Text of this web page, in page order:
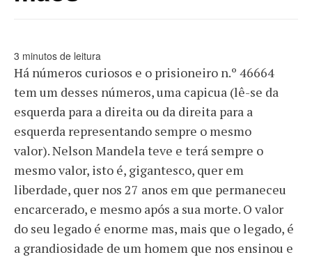
3 minutos de leitura
Há números curiosos e o prisioneiro n.º 46664
tem um desses números, uma capicua (lê-se da
esquerda para a direita ou da direita para a
esquerda representando sempre o mesmo
valor). Nelson Mandela teve e terá sempre o
mesmo valor, isto é, gigantesco, quer em
liberdade, quer nos 27 anos em que permaneceu
encarcerado, e mesmo após a sua morte. O valor
do seu legado é enorme mas, mais que o legado, é
a grandiosidade de um homem que nos ensinou e